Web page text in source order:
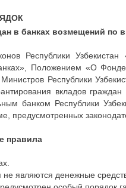
в банках возмещений по
Республики Узбекистан
Положением «О Фонде
Республики
вкладов
банком Республики
предусмотренных
правила
не являются денежные